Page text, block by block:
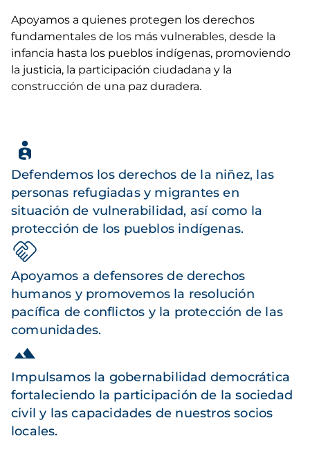
Apoyamos a quienes protegen los derechos
fundamentales de los más vulnerables, desde la
infancia hasta los pueblos indígenas, promoviendo
la justicia, la participación ciudadana y la
construcción de una paz duradera.
Defendemos los derechos de la niñez, las
personas refugiadas y migrantes en
situación de vulnerabilidad, así como la
protección de los pueblos indígenas.
Apoyamos a defensores de derechos
humanos y promovemos la resolución
pacífica de conflictos y la protección de las
comunidades.
Impulsamos la gobernabilidad democrática
fortaleciendo la participación de la sociedad
civil y las capacidades de nuestros socios
locales.